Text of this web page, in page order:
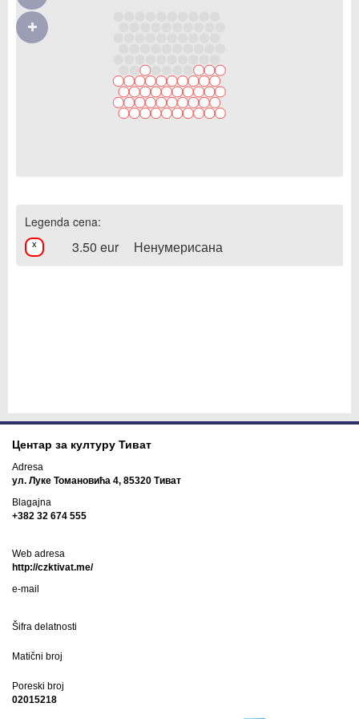
Legenda cena:
x 3.50 eur Ненумерисана
Центар за културу Тиват
Adresa
ул. Луке Томановића 4, 85320 Тиват
Blagajna
+382 32 674 555
Web adresa
http://czktivat.me/
e-mail
Šifra delatnosti
Matični broj
Poreski broj
02015218